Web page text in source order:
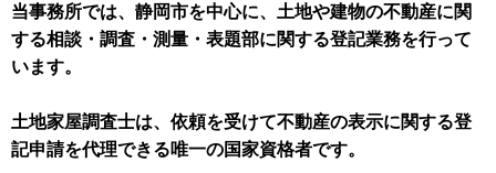
当事務所では、静岡市を中心に、土地や建物の不動産に関
する相談・調査・測量・表題部に関する登記業務を行って
います。
土地家屋調査士は、依頼を受けて不動産の表示に関する登
記申請を代理できる唯一の国家資格者です。